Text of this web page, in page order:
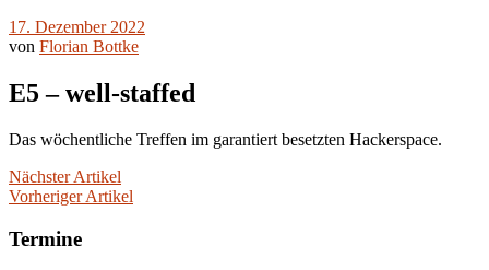
17. Dezember 2022
von Florian Bottke
E5 – well-staffed
Das wöchentliche Treffen im garantiert besetzten Hackerspace.
Nächster Artikel
Vorheriger Artikel
Termine